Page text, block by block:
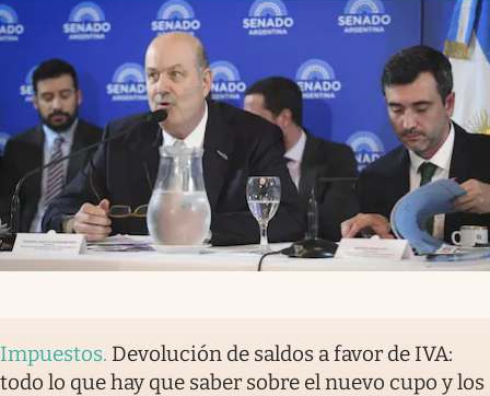
Impuestos. Devolución de saldos a favor de IVA:
todo lo que hay que saber sobre el nuevo cupo y los